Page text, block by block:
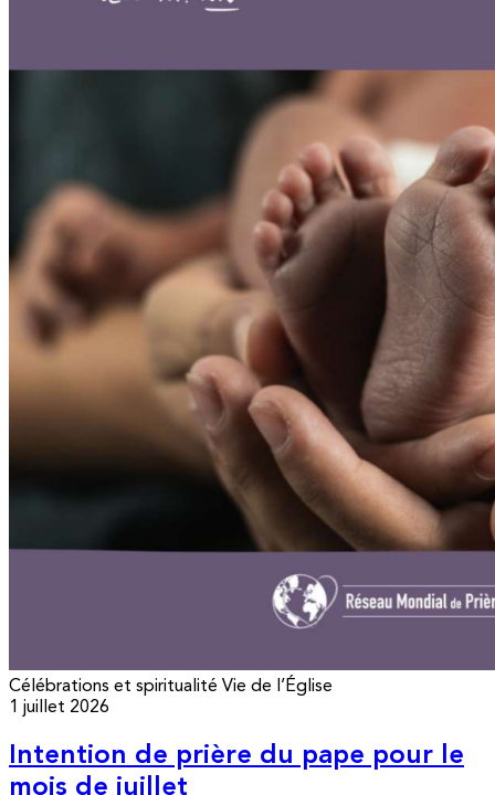
Célébrations et spiritualité Vie de l’Église
1 juillet 2026
Intention de prière du pape pour le
mois de juillet